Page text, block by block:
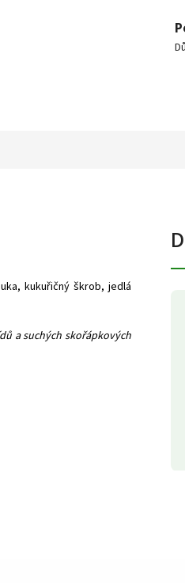
kukuřičný škrob, jedlá
a suchých skořápkových